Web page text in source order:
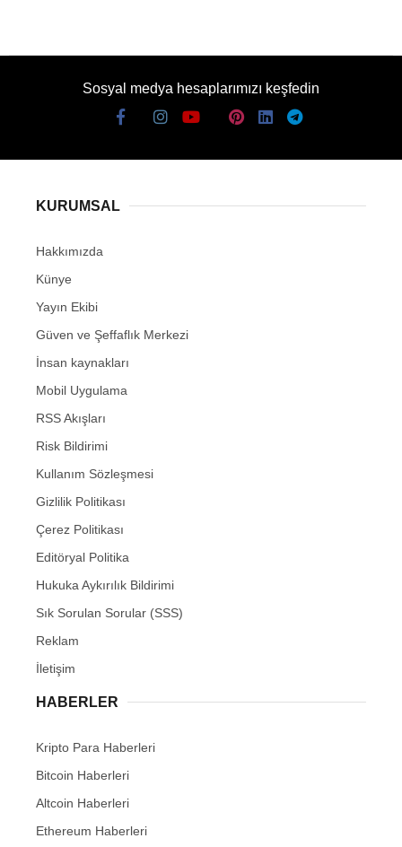
Sosyal medya hesaplarımızı keşfedin
KURUMSAL
Hakkımızda
Künye
Yayın Ekibi
Güven ve Şeffaflık Merkezi
İnsan kaynakları
Mobil Uygulama
RSS Akışları
Risk Bildirimi
Kullanım Sözleşmesi
Gizlilik Politikası
Çerez Politikası
Editöryal Politika
Hukuka Aykırılık Bildirimi
Sık Sorulan Sorular (SSS)
Reklam
İletişim
HABERLER
Kripto Para Haberleri
Bitcoin Haberleri
Altcoin Haberleri
Ethereum Haberleri